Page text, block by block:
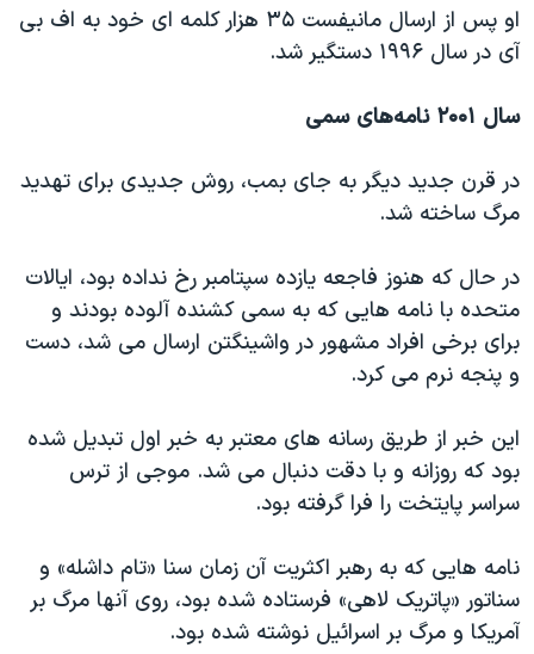
او پس از ارسال مانیفست ۳۵ هزار کلمه ای خود به اف بی
آی در سال ۱۹۹۶ دستگیر شد.
سال ۲۰۰۱ نامه‌های سمی
در قرن جدید دیگر به جای بمب، روش جدیدی برای تهدید
مرگ ساخته شد.
در حال که هنوز فاجعه یازده سپتامبر رخ نداده بود، ایالات
متحده با نامه هایی که به سمی کشنده آلوده بودند و
برای برخی افراد مشهور در واشینگتن ارسال می شد، دست
و پنجه نرم می کرد.
این خبر از طریق رسانه های معتبر به خبر اول تبدیل شده
بود که روزانه و با دقت دنبال می شد. موجی از ترس
سراسر پایتخت را فرا گرفته بود.
نامه هایی که به رهبر اکثریت آن زمان سنا «تام داشله» و
سناتور «پاتریک لاهی» فرستاده شده بود، روی آنها مرگ بر
آمریکا و مرگ بر اسرائیل نوشته شده بود.